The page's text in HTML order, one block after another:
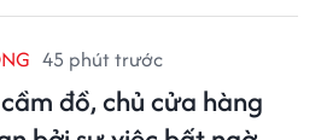
45 phút trước
đồ, chủ cửa hàng